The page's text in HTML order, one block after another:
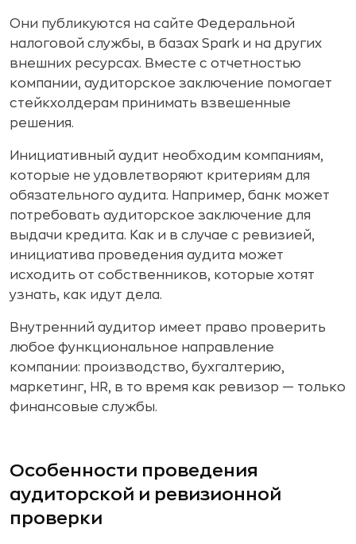
Они публикуются на сайте Федеральной
налоговой службы, в базах Spark и на других
внешних ресурсах. Вместе с отчетностью
компании, аудиторское заключение помогает
стейкхолдерам принимать взвешенные
решения.
Инициативный аудит необходим компаниям,
которые не удовлетворяют критериям для
обязательного аудита. Например, банк может
потребовать аудиторское заключение для
выдачи кредита. Как и в случае с ревизией,
инициатива проведения аудита может
исходить от собственников, которые хотят
узнать, как идут дела.
Внутренний аудитор имеет право проверить
любое функциональное направление
компании: производство, бухгалтерию,
маркетинг, HR, в то время как ревизор — только
финансовые службы.
Особенности проведения
аудиторской и ревизионной
проверки